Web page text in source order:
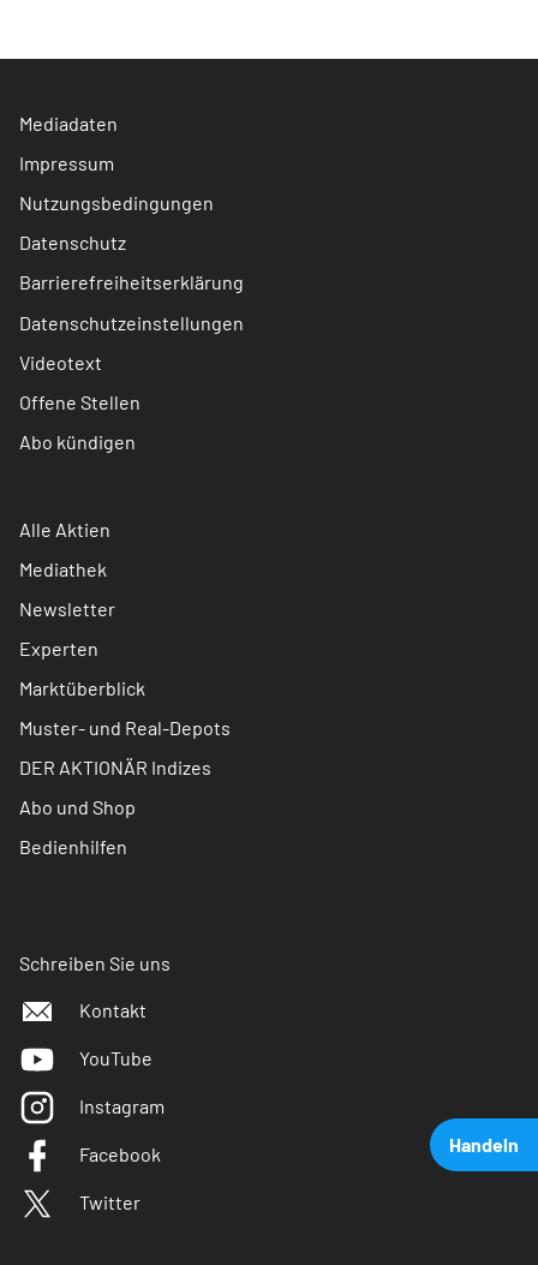
Handeln
Mediadaten
Impressum
Nutzungsbedingungen
Datenschutz
Barrierefreiheitserklärung
Datenschutzeinstellungen
Videotext
Offene Stellen
Abo kündigen
Alle Aktien
Mediathek
Newsletter
Experten
Marktüberblick
Muster- und Real-Depots
DER AKTIONÄR Indizes
Abo und Shop
Bedienhilfen
Schreiben Sie uns
Kontakt
YouTube
Instagram
Facebook
Twitter